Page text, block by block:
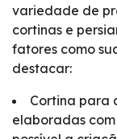
variedade de
cortinas e
fatores como
destacar:
Cortina para
elaboradas